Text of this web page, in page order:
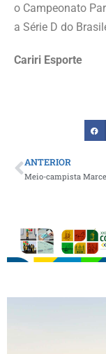
o Campeonato
a Série D do
Cariri Esporte
ANTERIOR